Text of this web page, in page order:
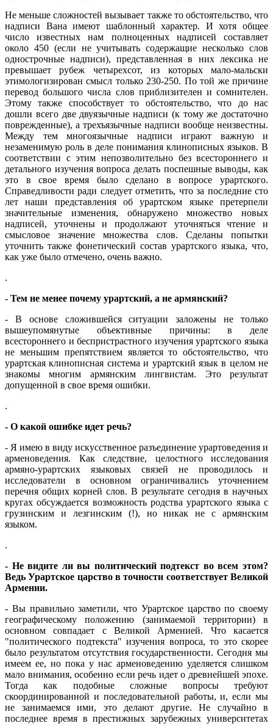
Не меньше сложностей вызывает также то обстоятельство, что
надписи Вана имеют шаблонный характер. И хотя общее
число известных нам полноценных надписей составляет
около 450 (если не учитывать содержащие несколько слов
однострочные надписи), представленная в них лексика не
превышает рубеж четырехсот, из которых мало-мальски
этимологизирован смысл только 230-250. По той же причине
перевод большого числа слов приблизителен и сомнителен.
Этому также способствует то обстоятельство, что до нас
дошли всего две двуязычные надписи (к тому же достаточно
поврежденные), а трехъязычные надписи вообще неизвестны.
Между тем многоязычные надписи играют важную и
незаменимую роль в деле понимания клинописных языков. В
соответствии с этим непозволительно без всестороннего и
детального изучения вопроса делать поспешные выводы, как
это в свое время было сделано в вопросе урартского.
Справедливости ради следует отметить, что за последние сто
лет наши представления об урартском языке претерпели
значительные изменения, обнаружено множество новых
надписей, уточнены и продолжают уточняться чтение и
смысловое значение множества слов. Сделаны попытки
уточнить также фонетический состав урартского языка, что,
как уже было отмечено, очень важно.
.
- Тем не менее почему урартский, а не армянский?
- В основе сложившейся ситуации заложены не только
вышеупомянутые объективные причины: в деле
всестороннего и беспристрастного изучения урартского языка
не меньшим препятствием является то обстоятельство, что
урартская клинописная система и урартский язык в целом не
знакомы многим армянским лингвистам. Это результат
допущенной в свое время ошибки.
.
- О какой ошибке идет речь?
- Я имею в виду искусственное разъединение урартоведения и
арменоведения. Как следствие, целостного исследования
армяно-урартских языковых связей не проводилось и
исследователи в основном ограничивались уточнением
перечня общих корней слов. В результате сегодня в научных
кругах обсуждается возможность родства урартского языка с
грузинским и лезгинским (!), но никак не с армянским
языком.
.
- Не видите ли вы политический подтекст во всем этом?
Ведь Урартское царство в точности соответствует Великой
Армении.
- Вы правильно заметили, что Урартское царство по своему
географическому положению (занимаемой территории) в
основном совпадает с Великой Арменией. Что касается
"политического подтекста" изучения вопроса, то это скорее
было результатом отсутствия государственности. Сегодня мы
имеем ее, но пока у нас арменоведению уделяется слишком
мало внимания, особенно если речь идет о древнейшей эпохе.
Тогда как подобные сложные вопросы требуют
скоординированной и последовательной работы, и, если мы
не занимаемся ими, это делают другие. Не случайно в
последнее время в престижных зарубежных университетах